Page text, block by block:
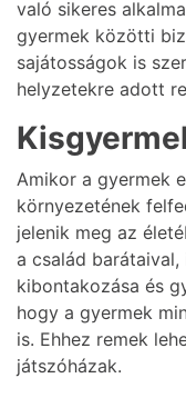
való sikeres
gyermek közötti
sajátosságok is
helyzetekre adott
Amikor a gyermek
környezetének
jelenik meg az
a család barátaival,
kibontakozása és
hogy a gyermek
is. Ehhez remek
játszóházak.